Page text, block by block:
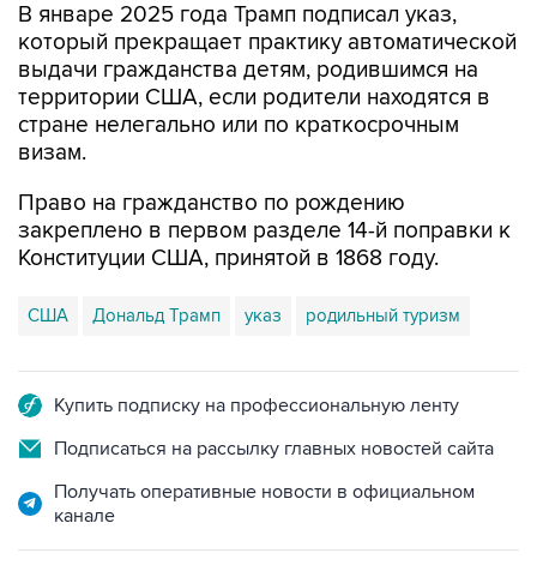
В январе 2025 года Трамп подписал указ,
который прекращает практику автоматической
выдачи гражданства детям, родившимся на
территории США, если родители находятся в
стране нелегально или по краткосрочным
визам.
Право на гражданство по рождению
закреплено в первом разделе 14-й поправки к
Конституции США, принятой в 1868 году.
США Дональд Трамп указ родильный туризм
Купить подписку на профессиональную ленту
Подписаться на рассылку главных новостей сайта
Получать оперативные новости в официальном
канале